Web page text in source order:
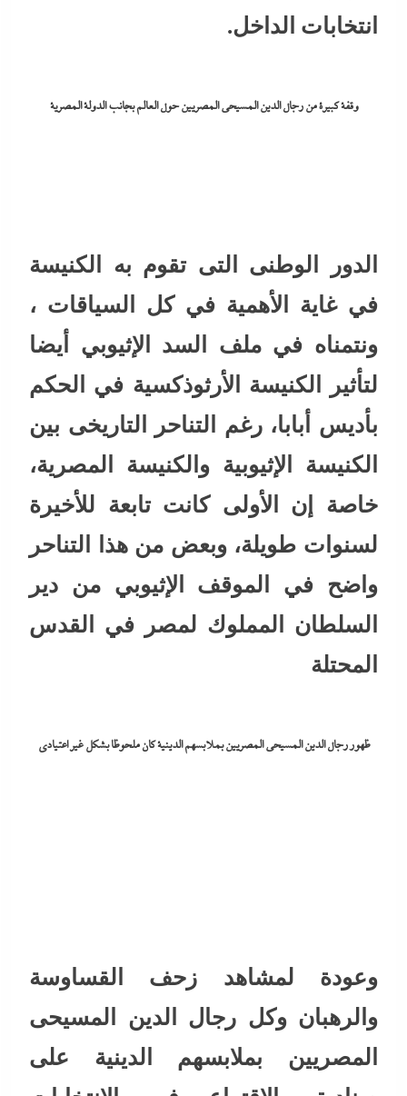
انتخابات الداخل.
وقفة كبيرة من رجال الدين المسيحى المصريين حول العالم بجانب الدولة المصرية
الدور الوطنى التى تقوم به الكنيسة
في غاية الأهمية في كل السياقات ،
ونتمناه في ملف السد الإثيوبي أيضا
لتأثير الكنيسة الأرثوذكسية في الحكم
بأديس أبابا، رغم التناحر التاريخى بين
الكنيسة الإثيوبية والكنيسة المصرية،
خاصة إن الأولى كانت تابعة للأخيرة
لسنوات طويلة، وبعض من هذا التناحر
واضح في الموقف الإثيوبي من دير
السلطان المملوك لمصر في القدس
المحتلة
ظهور رجال الدين المسيحى المصريين بملابسهم الدينية كان ملحوظا بشكل غير اعتيادى
وعودة لمشاهد زحف القساوسة
والرهبان وكل رجال الدين المسيحى
المصريين بملابسهم الدينية على